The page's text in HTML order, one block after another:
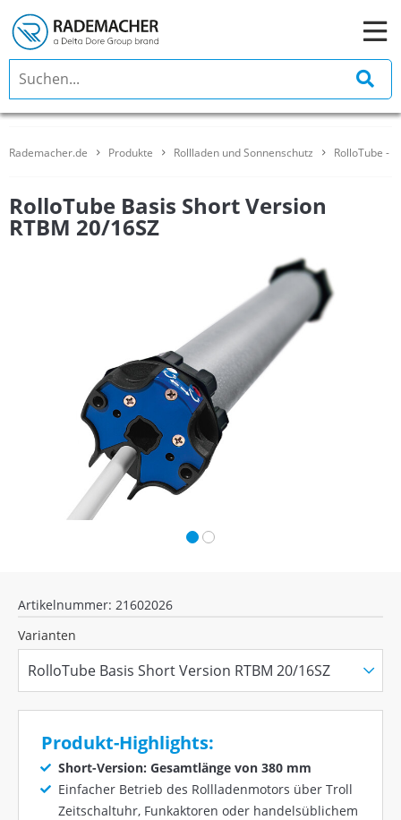
Rademacher.de Produkte Rollladen und Sonnenschutz RolloTube -
RolloTube Basis Short Version
RTBM 20/16SZ
Artikelnummer: 21602026
Varianten
Produkt-Highlights:
Short-Version: Gesamtlänge von 380 mm
Einfacher Betrieb des Rollladenmotors über Troll
Zeitschaltuhr, Funkaktoren oder handelsüblichem